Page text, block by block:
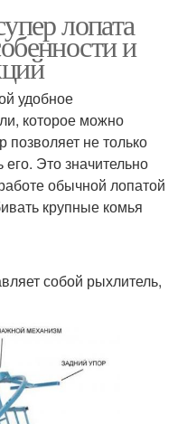
лопата
и
удобное
которое можно
не только
Это значительно
обычной лопатой
крупные комья
собой рыхлитель,